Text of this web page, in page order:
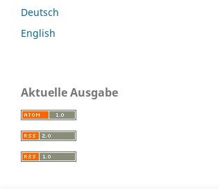
Deutsch
English
Aktuelle Ausgabe